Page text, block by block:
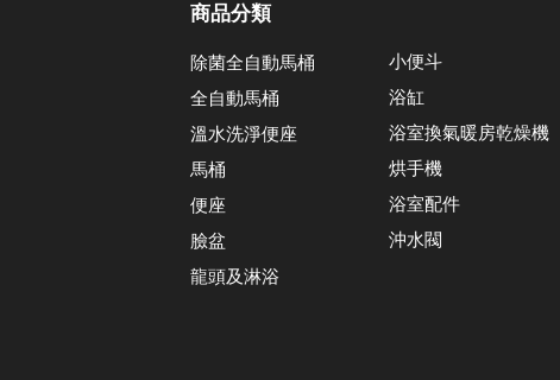
商品分類
除菌全自動馬桶
全自動馬桶
溫水洗淨便座
馬桶
便座
臉盆
龍頭及淋浴
小便斗
浴缸
浴室換氣暖房乾燥機
烘手機
浴室配件
沖水閥